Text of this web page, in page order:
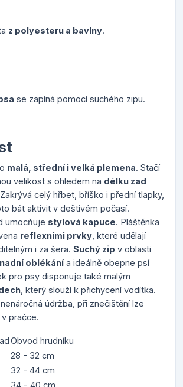
z polyesteru a bavlny.
se zapíná pomocí suchého zipu.
malá, střední i velká plemena. Stačí
velikost s ohledem na délku zad
celý hřbet, bříško i přední tlapky,
bát aktivit v deštivém počasí.
umocňuje stylová kapuce. Pláštěnka
reflexními prvky , které udělají
i za šera. Suchý zip v oblasti
oblékání a ideálně obepne psí
pro psy disponuje také malým
, který slouží k přichycení vodítka.
údržba, při znečištění lze
v pračce.
Obvod hrudníku
28 - 32 cm
32 - 44 cm
34 - 40 cm